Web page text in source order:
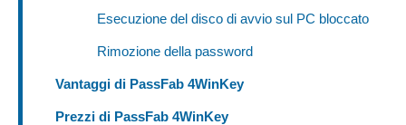
Esecuzione del disco di avvio sul PC bloccato
Rimozione della password
Vantaggi di PassFab 4WinKey
Prezzi di PassFab 4WinKey